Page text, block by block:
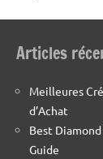
Articles
Meilleures
d’Achat
Best
Guide